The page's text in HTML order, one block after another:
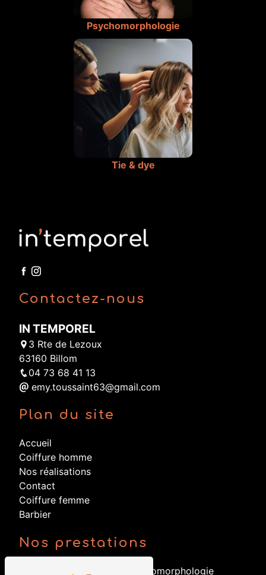
Psychomorphologie
Tie & dye
Contactez-nous
IN TEMPOREL
3 Rte de Lezoux
63160 Billom
04 73 68 41 13
emy.toussaint63@gmail.com
Plan du site
Accueil
Coiffure homme
Nos réalisations
Contact
Coiffure femme
Barbier
Nos prestations
Psychomorphologie